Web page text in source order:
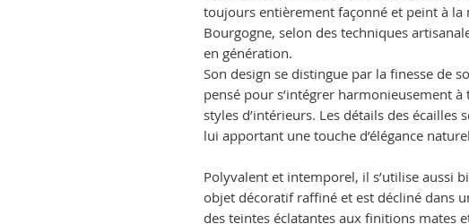
toujours entièrement façonné et peint à la
Bourgogne, selon des techniques
en génération.
Son design se distingue par la finesse de
pensé pour s’intégrer harmonieusement
styles d’intérieurs. Les détails des
lui apportant une touche d’élégance
Polyvalent et intemporel, il s’utilise aussi
objet décoratif raffiné et est décliné dans
des teintes éclatantes aux finitions mates